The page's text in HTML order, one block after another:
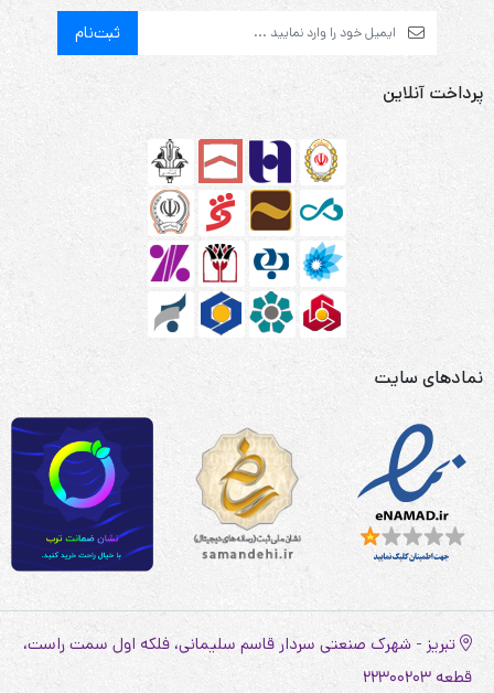
ثبت‌نام
پرداخت آنلاین
نمادهای سایت
تبریز - شهرک صنعتی سردار قاسم سلیمانی، فلکه اول سمت راست،
قطعه 22300203